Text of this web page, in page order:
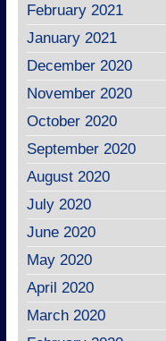
February 2021
January 2021
December 2020
November 2020
October 2020
September 2020
August 2020
July 2020
June 2020
May 2020
April 2020
March 2020